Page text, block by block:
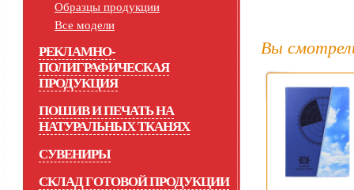
Образцы продукции
Все модели
РЕКЛАМНО-
ПОЛИГРАФИЧЕСКАЯ
ПРОДУКЦИЯ
ПОШИВ И ПЕЧАТЬ НА
НАТУРАЛЬНЫХ ТКАНЯХ
СУВЕНИРЫ
СКЛАД ГОТОВОЙ ПРОДУКЦИИ
Вы